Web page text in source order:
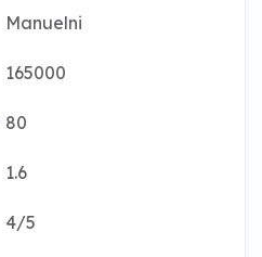
Manuelni
165000
80
1.6
4/5